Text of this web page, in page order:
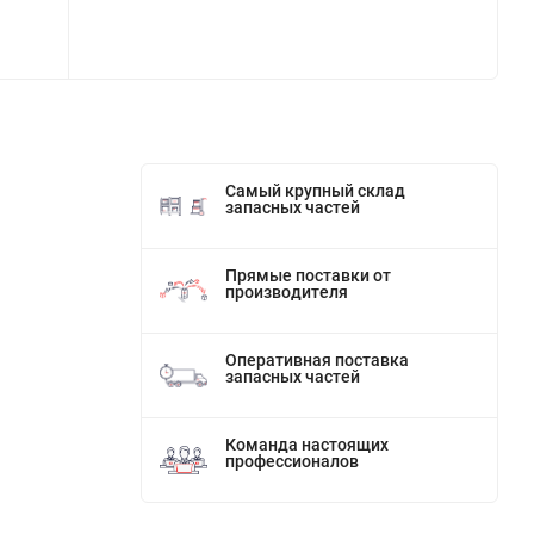
Самый крупный склад
запасных частей
Прямые поставки от
производителя
Оперативная поставка
запасных частей
Команда настоящих
профессионалов